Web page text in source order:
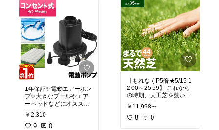
#折り畳みケース
ケット #収納ケー
ドア #キャンプ #工具入
れ
1年保証✨電動エアーポン
プ✨大きなプールやエア
ーベッドなどにオススメ
のコンセント式の電動ポ
ンプ💕空気を入れるだけ
でなく、抜くことも出来
￥2,310
9 0
✅サイズ200×150
#運動会 #おしゃれ #ピク
ニックシート#レジャー
シート #超厚手 #大判 #ピ
クニック #シート #広い
クッション #起毛 #遠足 #
レジャーマット#北欧 #
キャンプ #アウトドア #
【もれなくP5倍★5/15 1
2:00～25:59】 これから
の時期、人工芝を敷いた
をして楽しめますね😊人
工芝 ロール 2m×5m 芝丈
￥11,998〜
8 0